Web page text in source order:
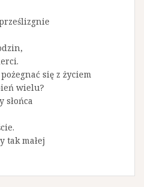
się z życiem
wielu?
słońca
tak małej